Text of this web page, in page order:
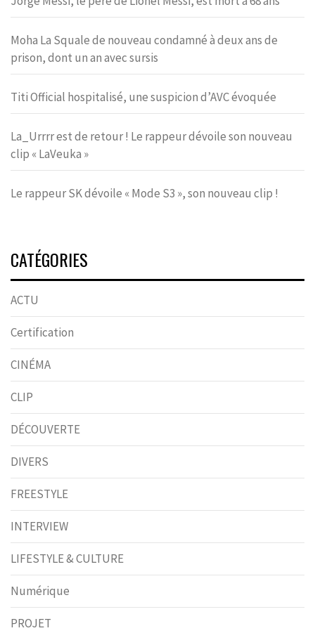
Moha La Squale de nouveau condamné à deux ans de
prison, dont un an avec sursis
Titi Official hospitalisé, une suspicion d’AVC évoquée
La_Urrrr est de retour ! Le rappeur dévoile son nouveau
clip « LaVeuka »
Le rappeur SK dévoile « Mode S3 », son nouveau clip !
CATÉGORIES
ACTU
Certification
CINÉMA
CLIP
DÉCOUVERTE
DIVERS
FREESTYLE
INTERVIEW
LIFESTYLE & CULTURE
Numérique
PROJET